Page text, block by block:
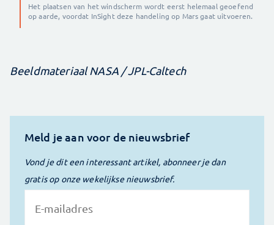
Het plaatsen van het windscherm wordt eerst helemaal geoefend
op aarde, voordat InSight deze handeling op Mars gaat uitvoeren.
Beeldmateriaal NASA / JPL-Caltech
Meld je aan voor de nieuwsbrief
Vond je dit een interessant artikel, abonneer je dan
gratis op onze wekelijkse nieuwsbrief.